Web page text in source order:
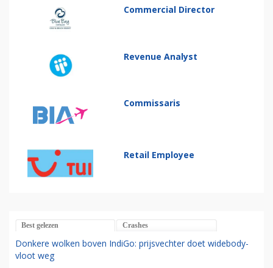
Commercial Director
Revenue Analyst
Commissaris
Retail Employee
Best gelezen Crashes
Donkere wolken boven IndiGo: prijsvechter doet widebody-
vloot weg